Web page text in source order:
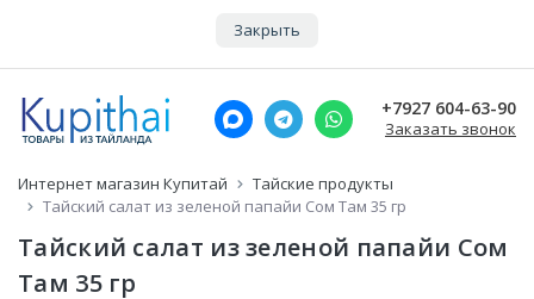
Закрыть
+7927 604-63-90
Заказать звонок
Интернет магазин Купитай
Тайские продукты
Тайский салат из зеленой папайи Сом Там 35 гр
Тайский салат из зеленой папайи Сом
Там 35 гр